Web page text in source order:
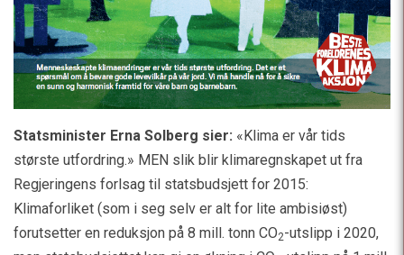
Statsminister Erna Solberg sier: «Klima er vår tids
største utfordring.» MEN slik blir klimaregnskapet ut fra
Regjeringens forlsag til statsbudsjett for 2015:
Klimaforliket (som i seg selv er alt for lite ambisiøst)
forutsetter en reduksjon på 8 mill. tonn CO2-utslipp i 2020,